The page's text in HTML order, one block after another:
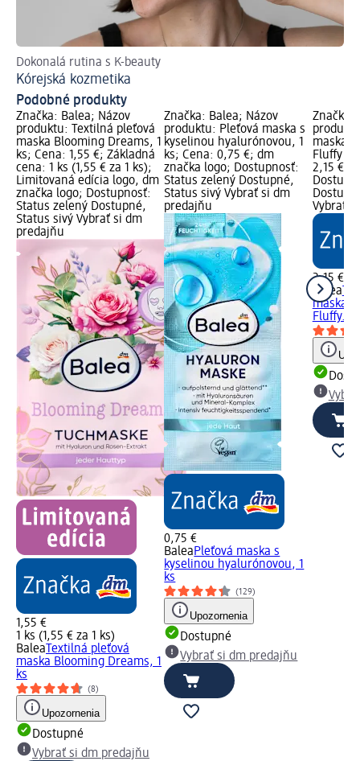
Dokonalá rutina s K-beauty
Kórejská kozmetika
Podobné produkty
Značka: Balea; Názov
produktu: Textilná pleťová
maska Blooming Dreams, 1
ks; Cena: 1,55 €; Základná
cena: 1 ks (1,55 € za 1 ks);
Limitovaná edícia logo, dm
značka logo; Dostupnosť:
Status zelený Dostupné,
Status sivý Vybrať si dm
predajňu
1,55 €
1 ks (1,55 € za 1 ks)
Balea Textilná pleťová
maska Blooming Dreams, 1
ks
(8)
Upozornenia
Dostupné
Vybrať si dm predajňu
Značka: Balea; Názov
produktu: Pleťová maska s
kyselinou hyalurónovou, 1
ks; Cena: 0,75 €; dm
značka logo; Dostupnosť:
Status zelený Dostupné,
Status sivý Vybrať si dm
predajňu
0,75 €
BaleaPleťová maska s
kyselinou hyalurónovou, 1
ks
(129)
Upozornenia
Dostupné
Vybrať si dm predajňu
Značka:
maska s
Fluffy
2,15 €;
Vybrať
2,15 €
Balea
maska s
Fluffy...,